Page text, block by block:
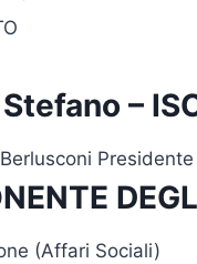
–
Presidente
(Affari Sociali)